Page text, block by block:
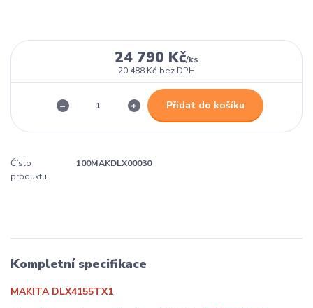
24 790 Kč/ks
20 488 Kč bez DPH
Přidat do košíku
Číslo
produktu:
100MAKDLX00030
Kompletní specifikace
MAKITA DLX4155TX1